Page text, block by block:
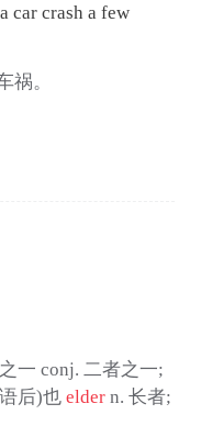
car crash a few
祸。
一 conj. 二者之一;
后)也 eldern. 长者;